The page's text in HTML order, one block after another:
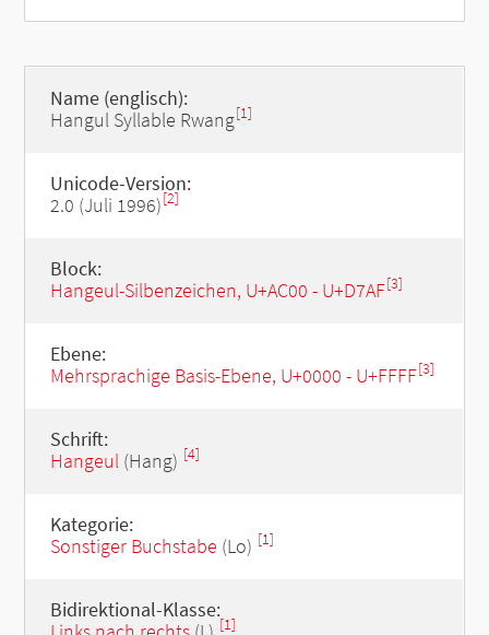
Name (englisch):
Hangul Syllable Rwang[1]
Unicode-Version:
2.0 (Juli 1996)[2]
Block:
Hangeul-Silbenzeichen, U+AC00 - U+D7AF[3]
Ebene:
Mehrsprachige Basis-Ebene, U+0000 - U+FFFF[3]
Schrift:
Hangeul(Hang) [4]
Kategorie:
Sonstiger Buchstabe (Lo) [1]
Bidirektional-Klasse:
[1]